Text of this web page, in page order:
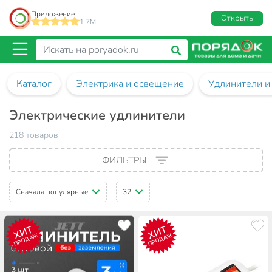
Приложение
1.7M
Открыть
Каталог Электрика и освещение Удлинители
Электрические удлинители
218 товаров
ФИЛЬТРЫ
Сначала популярные 32
ХИТ
ПРОДАЖ ХИТ
ПРОДАЖ